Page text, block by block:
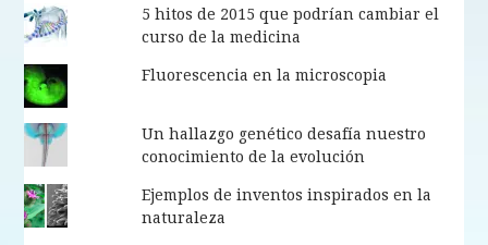
5 hitos de 2015 que podrían cambiar el
curso de la medicina
Fluorescencia en la microscopia
Un hallazgo genético desafía nuestro
conocimiento de la evolución
Ejemplos de inventos inspirados en la
naturaleza